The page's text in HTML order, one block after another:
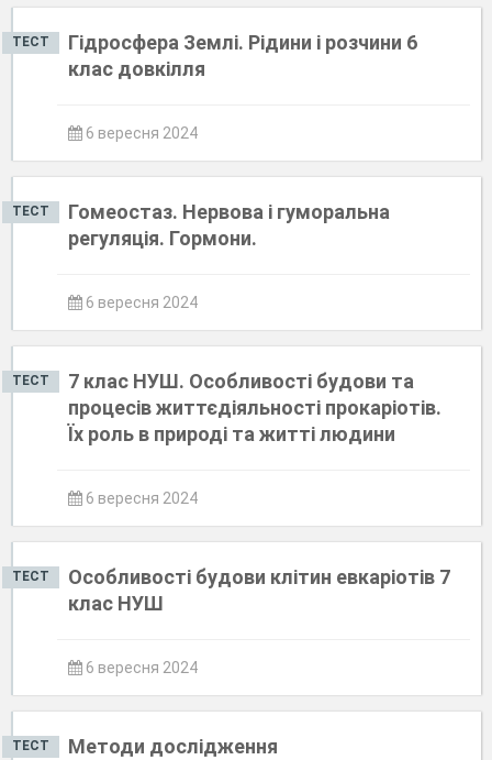
ТЕСТ
Гідросфера Землі. Рідини і розчини 6
клас довкілля
6 вересня 2024
ТЕСТ
Гомеостаз. Нервова і гуморальна
регуляція. Гормони.
6 вересня 2024
ТЕСТ
7 клас НУШ. Особливості будови та
процесів життєдіяльності прокаріотів.
Їх роль в природі та житті людини
6 вересня 2024
ТЕСТ
Особливості будови клітин евкаріотів 7
клас НУШ
6 вересня 2024
ТЕСТ
Методи дослідження